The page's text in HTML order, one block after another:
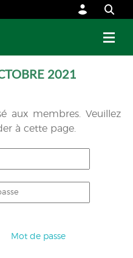
2021
aux membres. Veuillez
à cette page.
Mot de passe